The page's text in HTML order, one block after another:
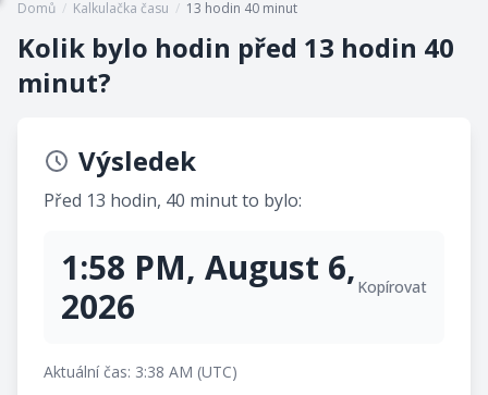
Domů / Kalkulačka času / 13 hodin 40 minut
Kolik bylo hodin před 13 hodin 40
minut?
Výsledek
Před 13 hodin, 40 minut to bylo:
1:58 PM, August 6,
2026
Kopírovat
Aktuální čas: 3:38 AM (UTC)